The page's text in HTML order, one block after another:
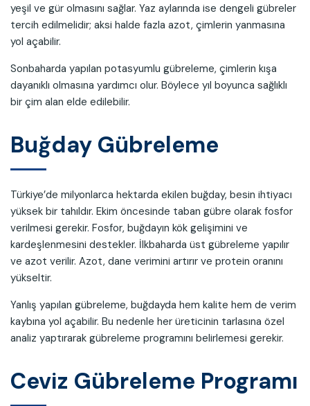
yeşil ve gür olmasını sağlar. Yaz aylarında ise dengeli gübreler
tercih edilmelidir; aksi halde fazla azot, çimlerin yanmasına
yol açabilir.
Sonbaharda yapılan potasyumlu gübreleme, çimlerin kışa
dayanıklı olmasına yardımcı olur. Böylece yıl boyunca sağlıklı
bir çim alan elde edilebilir.
Buğday Gübreleme
Türkiye’de milyonlarca hektarda ekilen buğday, besin ihtiyacı
yüksek bir tahıldır. Ekim öncesinde taban gübre olarak fosfor
verilmesi gerekir. Fosfor, buğdayın kök gelişimini ve
kardeşlenmesini destekler. İlkbaharda üst gübreleme yapılır
ve azot verilir. Azot, dane verimini artırır ve protein oranını
yükseltir.
Yanlış yapılan gübreleme, buğdayda hem kalite hem de verim
kaybına yol açabilir. Bu nedenle her üreticinin tarlasına özel
analiz yaptırarak gübreleme programını belirlemesi gerekir.
Ceviz Gübreleme Programı